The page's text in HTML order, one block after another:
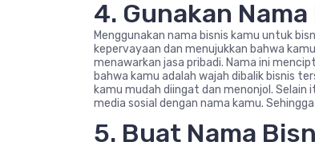
4. Gunakan
Menggunakan nama bisnis kamu untuk
kepervayaan dan menujukkan bahwa
menawarkan jasa pribadi. Nama ini
bahwa kamu adalah wajah dibalik bisnis
kamu mudah diingat dan menonjol.
media sosial dengan nama kamu.
5. Buat Nama